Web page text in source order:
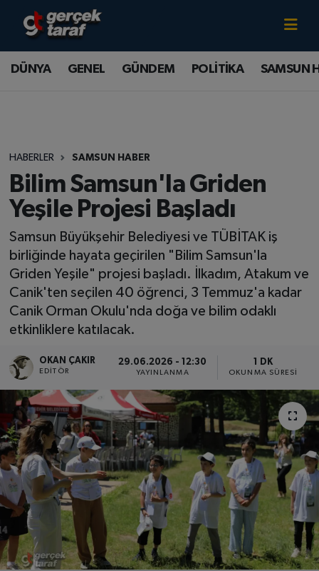
DÜNYA GENEL GÜNDEM POLİTİKA SAMSUN
HABERLER SAMSUN HABER
Bilim Samsun'la Griden
Yeşile Projesi Başladı
Samsun Büyükşehir Belediyesi ve TÜBİTAK iş
birliğinde hayata geçirilen "Bilim Samsun'la
Griden Yeşile" projesi başladı. İlkadım, Atakum ve
Canik'ten seçilen 40 öğrenci, 3 Temmuz'a kadar
Canik Orman Okulu'nda doğa ve bilim odaklı
etkinliklere katılacak.
OKAN ÇAKIR
EDITÖR
29.06.2026 - 12:30
YAYINLANMA
1 DK
OKUNMA SÜRESI
Canlı TV İzle
DÜNYA
POLİTİKA
SAMSUN HABER
SAMSUNSPOR
SAĞLIK
TEKNOLOJİ
TEKNOLOJİ
YAŞAM
YEMEK
Samsun Nöbetçi Eczaneler
Samsun Trafik Yoğunluk Haritası
Süper Lig Puan Durumu ve Fikstür
Tüm Manşetler
Son Dakika Haberleri
Haber Arşivi